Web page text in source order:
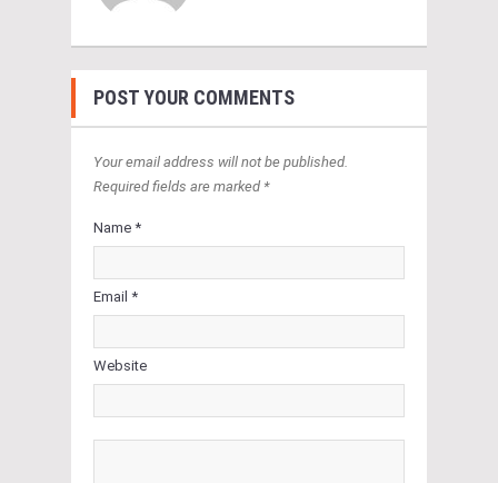
POST YOUR COMMENTS
Your email address will not be published.
Required fields are marked *
Name *
Email *
Website